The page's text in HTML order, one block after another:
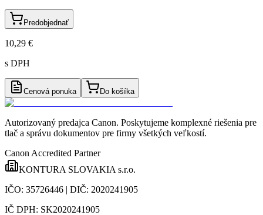
Predobjednať
10,29 €
s DPH
Cenová ponuka Do košíka
Autorizovaný predajca Canon. Poskytujeme komplexné riešenia pre
tlač a správu dokumentov pre firmy všetkých veľkostí.
Canon Accredited Partner
KONTURA SLOVAKIA s.r.o.
IČO: 35726446 | DIČ: 2020241905
IČ DPH: SK2020241905